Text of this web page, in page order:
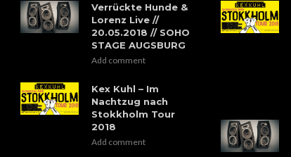
Verrückte Hunde &
Lorenz Live //
20.05.2018 // SOHO
STAGE AUGSBURG
Add comment
Kex Kuhl – Im
Nachtzug nach
Stokkholm Tour
2018
Add comment